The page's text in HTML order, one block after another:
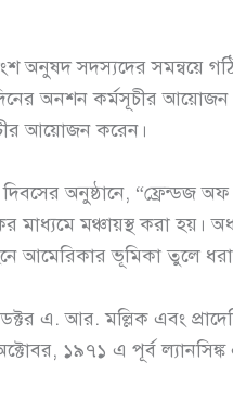
অনুষদ সদস্যদের সমন্বয়ে
অনশন কর্মসূচীর আয়োজন
আয়োজন করেন।
অনুষ্ঠানে, “ফ্রেন্ডজ
মাধ্যমে মঞ্চায়স্থ করা
আমেরিকার ভূমিকা তুলে
ডক্টর এ. আর. মল্লিক এবং
১৯৭১ এ পূর্ব